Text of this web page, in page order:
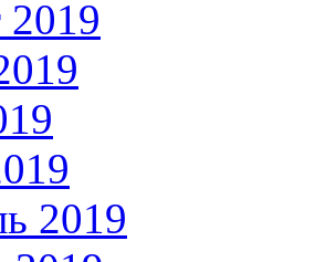
2019
2019